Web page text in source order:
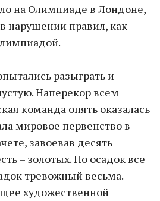
на Олимпиаде в Лондоне,
нарушении правил, как
разыграть и
Наперекор всем
команда опять оказалась
мировое первенство в
завоевав десять
– золотых. Но осадок все
тревожный весьма.
художественной